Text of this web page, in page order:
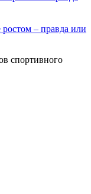
– правда или
спортивного